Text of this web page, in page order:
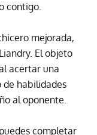
contigo.
mejorada,
El objeto
acertar una
habilidades
al oponente.
completar